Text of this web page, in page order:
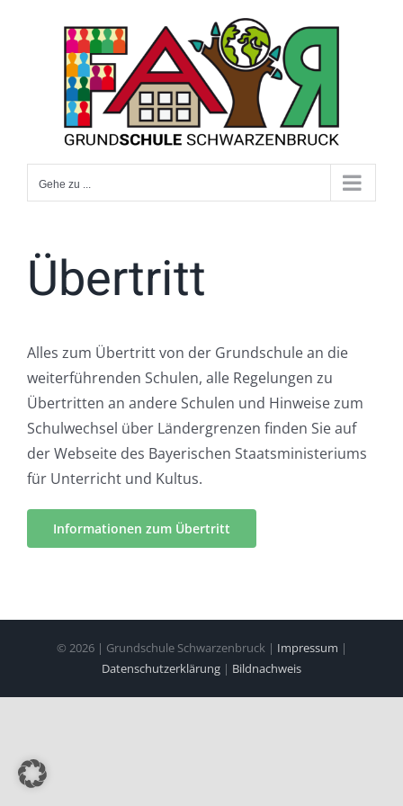
Gehe zu ...
Übertritt
Alles zum Übertritt von der Grundschule an die
weiterführenden Schulen, alle Regelungen zu
Übertritten an andere Schulen und Hinweise zum
Schulwechsel über Ländergrenzen finden Sie auf
der Webseite des Bayerischen Staatsministeriums
für Unterricht und Kultus.
Informationen zum Übertritt
© 2026 | Grundschule Schwarzenbruck | Impressum |
Datenschutzerklärung | Bildnachweis